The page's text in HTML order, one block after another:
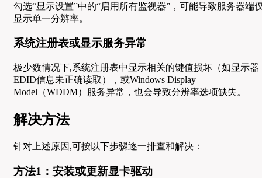
勾选“显示设置”中的“启用所有监视器”，可能导致服务器端
显示单一分辨率。
系统注册表或显示服务异常
极少数情况下,系统注册表中显示相关的键值损坏（如显示器
EDID信息未正确读取），或Windows Display
Model（WDDM）服务异常，也会导致分辨率选项缺失。
解决方法
针对上述原因,可按以下步骤逐一排查和解决：
方法1：安装或更新显卡驱动